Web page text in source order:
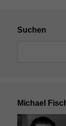
Suchen
Michael